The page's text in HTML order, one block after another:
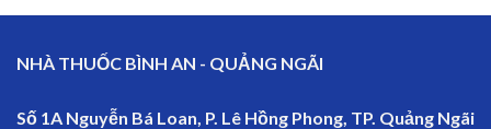
NHÀ THUỐC BÌNH AN - QUẢNG NGÃI
Số 1A Nguyễn Bá Loan, P. Lê Hồng Phong, TP. Quảng Ngãi